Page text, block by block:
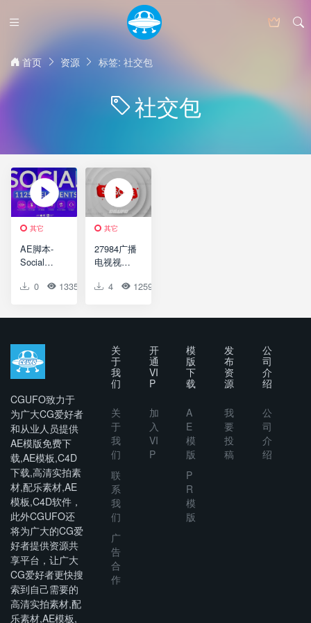
首页 资源 标签: 社交包
社交包
其它
AE脚本-
Social
个现代时
题排版调
景动画预
设
0 1335 0 0
其它
27984广播
电视视频
版
Social
4 1259
CGUFO致力于
为广大CG爱好者
和从业人员提供
AE模版免费下
载,AE模板,C4D
下载,高清实拍素
材,配乐素材,AE
模板,C4D软件，
此外CGUFO还
将为广大的CG爱
好者提供资源共
享平台，让广大
CG爱好者更快搜
索到自己需要的
高清实拍素材,配
乐素材,AE模板,
关
于
我
们
关
于
我
们
联
系
我
们
广
告
合
作
开
通
VI
P
加
入
VI
P
模
版
下
载
A
E
模
版
P
R
模
版
发
布
资
源
我
要
投
稿
公
司
介
绍
公
司
介
绍